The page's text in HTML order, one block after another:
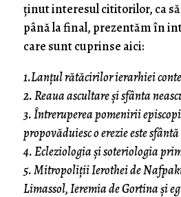
ținut interesul cititorilor, ca să
până la final, prezentăm în
care sunt cuprinse aici:
1.Lanțul rătăcirilor ierarhiei
2. Reaua ascultare și sfânta
3. Întreruperea pomenirii
propovăduiesc o erezie este
4. Ecleziologia și soteriologia
5. Mitropoliții Ierothei de
Limassol, Ieremia de Gortina și